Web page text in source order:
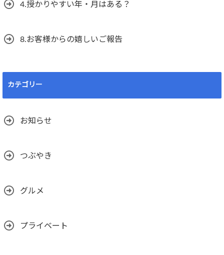
4.授かりやすい年・月はある？
8.お客様からの嬉しいご報告
カテゴリー
お知らせ
つぶやき
グルメ
プライベート